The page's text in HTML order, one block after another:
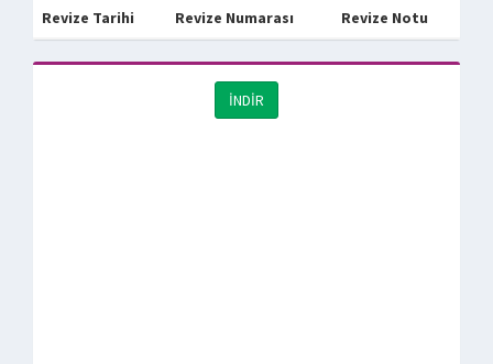
Revize Tarihi Revize Numarası Revize Notu
İNDİR